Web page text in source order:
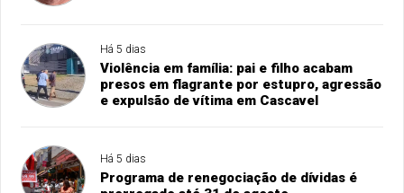
Há 5 dias
Violência em família: pai e filho acabam
presos em flagrante por estupro, agressão
e expulsão de vítima em Cascavel
Há 5 dias
Programa de renegociação de dívidas é